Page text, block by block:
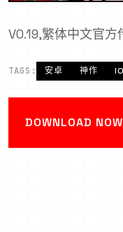
V0.19,繁体中文官方
TAGS: 安卓 神作
DOWNLOAD NOW